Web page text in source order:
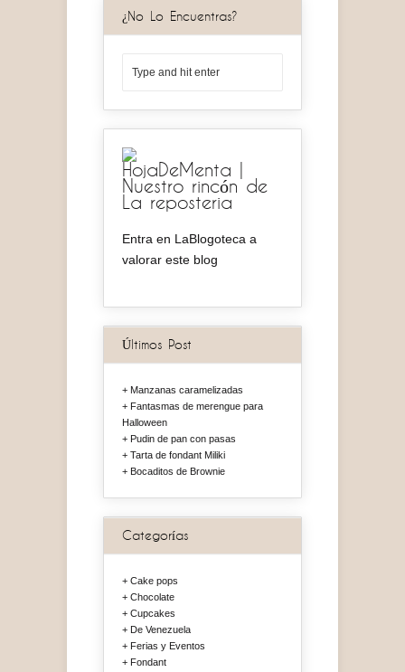
¿No Lo Encuentras?
HojaDeMenta |
Nuestro rincón de
La reposteria
Entra en LaBlogoteca a
valorar este blog
Últimos Post
Manzanas caramelizadas
Fantasmas de merengue para
Halloween
Pudin de pan con pasas
Tarta de fondant Miliki
Bocaditos de Brownie
Categorías
Cake pops
Chocolate
Cupcakes
De Venezuela
Ferias y Eventos
Fondant